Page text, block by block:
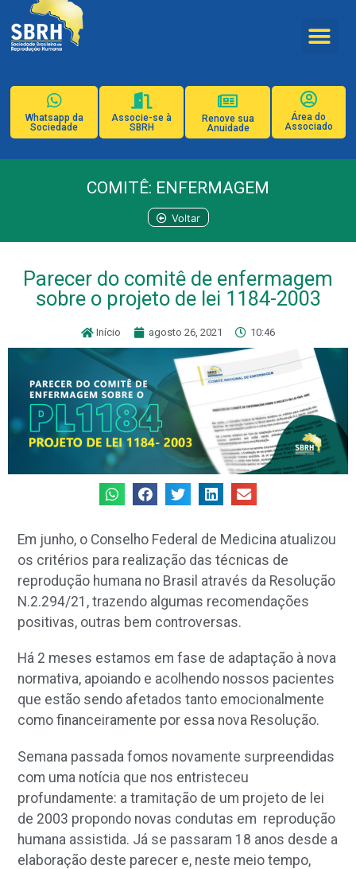
Whatsapp da
Sociedade
Associe-se à
SBRH
Renove sua
Anuidade
Área do
Associado
COMITÊ: ENFERMAGEM
Voltar
Parecer do comitê de enfermagem
sobre o projeto de lei 1184-2003
Início agosto 26, 2021 10:46
Em junho, o Conselho Federal de Medicina atualizou
os critérios para realização das técnicas de
reprodução humana no Brasil através da Resolução
N.2.294/21, trazendo algumas recomendações
positivas, outras bem controversas.
Há 2 meses estamos em fase de adaptação à nova
normativa, apoiando e acolhendo nossos pacientes
que estão sendo afetados tanto emocionalmente
como financeiramente por essa nova Resolução.
Semana passada fomos novamente surpreendidas
com uma notícia que nos entristeceu
profundamente: a tramitação de um projeto de lei
de 2003 propondo novas condutas em reprodução
humana assistida. Já se passaram 18 anos desde a
elaboração deste parecer e, neste meio tempo,